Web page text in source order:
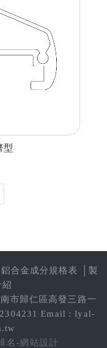
型
鋁合金成分規格表
製
紹
市歸仁區高發三路一
Email : lyal-
名-網站設計